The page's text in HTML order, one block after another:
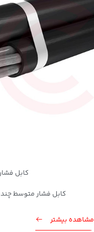
کابل
کابل فشار متوسط چند
مشاهده بیشتر